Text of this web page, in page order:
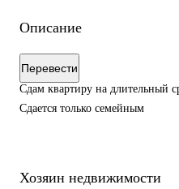
Описание
Перевести
Сдам квартиру на длительный
Сдается только семейным
Хозяин недвижимости